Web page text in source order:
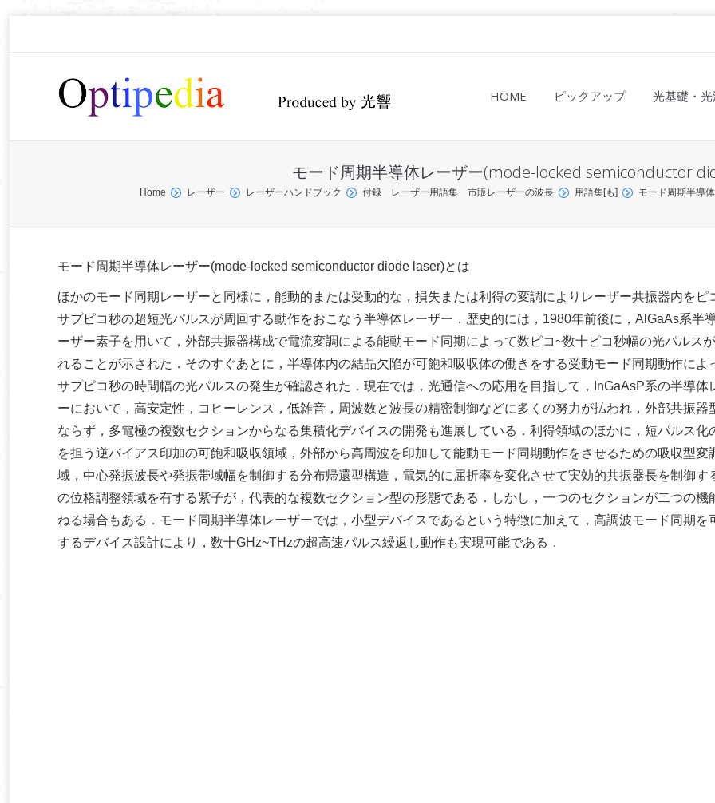
HOME ピックアップ 光基礎・
モード周期半導体レーザー(mode-locked semiconductor
Home レーザー レーザーハンドブック 付録 レーザー用語集 市販レーザーの波長 用語集[も] モード周期半導
モード周期半導体レーザー(mode-locked semiconductor diode laser)とは
ほかのモード同期レーザーと同様に，能動的または受動的な，損失または利得の変調によりレーザー共振器内をピ
サプピコ秒の超短光パルスが周回する動作をおこなう半導体レーザー．歴史的には，1980年前後に，AlGaAs系半
ーザー素子を用いて，外部共振器構成で電流変調による能動モード同期によって数ピコ~数十ピコ秒幅の光パルス
れることが示された．そのすぐあとに，半導体内の結晶欠陥が可飽和吸収体の働きをする受動モード同期動作によ
サプピコ秒の時間幅の光パルスの発生が確認された．現在では，光通信への応用を目指して，InGaAsP系の半導体
ーにおいて，高安定性，コヒーレンス，低雑音，周波数と波長の精密制御などに多くの努力が払われ，外部共振器
ならず，多電極の複数セクションからなる集積化デバイスの開発も進展している．利得領域のほかに，短パルス化
を担う逆バイアス印加の可飽和吸収領域，外部から高周波を印加して能動モード同期動作をさせるための吸収型変
域，中心発振波長や発振帯域幅を制御する分布帰還型構造，電気的に屈折率を変化させて実効的共振器長を制御す
の位格調整領域を有する紫子が，代表的な複数セクション型の形態である．しかし，一つのセクションが二つの機
ねる場合もある．モード同期半導体レーザーでは，小型デバイスであるという特徴に加えて，高調波モード同期を
するデバイス設計により，数十GHz~THzの超高速パルス繰返し動作も実現可能である．